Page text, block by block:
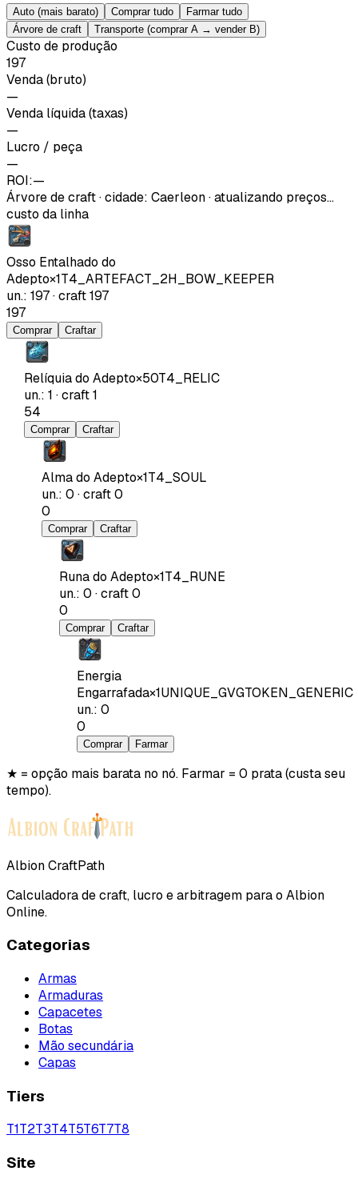
Auto (mais barato) Comprar tudo
Farmar tudo
Árvore de craft
Transporte (comprar A → vender B)
Custo de produção
197
Venda (bruto)
—
Venda líquida (taxas)
—
Lucro / peça
—
ROI:—
Árvore de craft·cidade: Caerleon· atualizando preços…
custo da linha
Osso Entalhado do
Adepto×1T4_ARTEFACT_2H_BOW_KEEPER
un.: 197·craft197
197
Comprar Craftar
Relíquia do Adepto×50T4_RELIC
un.: 1 ·craft1
54
Comprar Craftar
Alma do Adepto×1T4_SOUL
un.: 0 ·craft0
0
Comprar Craftar
Runa do Adepto×1T4_RUNE
un.: 0 ·craft0
0
Comprar Craftar
Energia
Engarrafada×1UNIQUE_GVGTOKEN_GENERIC
un.: 0
0
Comprar Farmar
★ = opção mais barata no nó. Farmar = 0 prata (custa seu
tempo).
Albion CraftPath
Calculadora de craft, lucro e arbitragem para o Albion
Online.
Categorias
Armas
Armaduras
Capacetes
Botas
Mão secundária
Capas
Tiers
T1T2T3T4T5T6T7T8
Site